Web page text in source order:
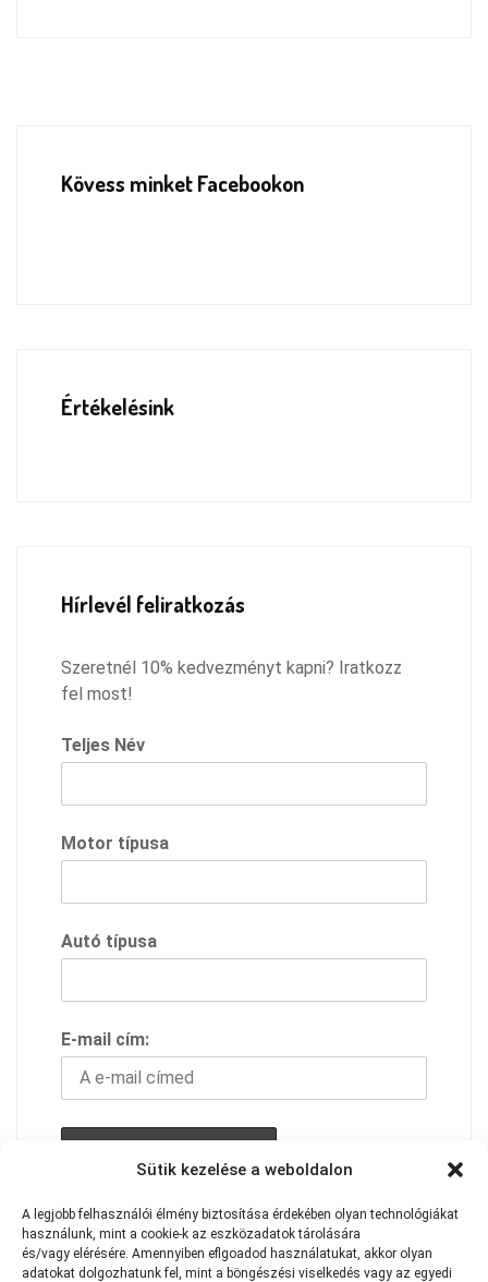
Sütik kezelése a weboldalon
A legjobb felhasználói élmény biztosítása érdekében olyan technológiákat
használunk, mint a cookie-k az eszközadatok tárolására
és/vagy elérésére. Amennyiben eflgoadod használatukat, akkor olyan
adatokat dolgozhatunk fel, mint a böngészési viselkedés vagy az egyedi
Kövess minket Facebookon
Értékelésink
Hírlevél feliratkozás
Szeretnél 10% kedvezményt kapni? Iratkozz
fel most!
Teljes Név
Motor típusa
Autó típusa
E-mail cím:
A feliratkozással elfogadod adavédelmi
szabályzatunkat